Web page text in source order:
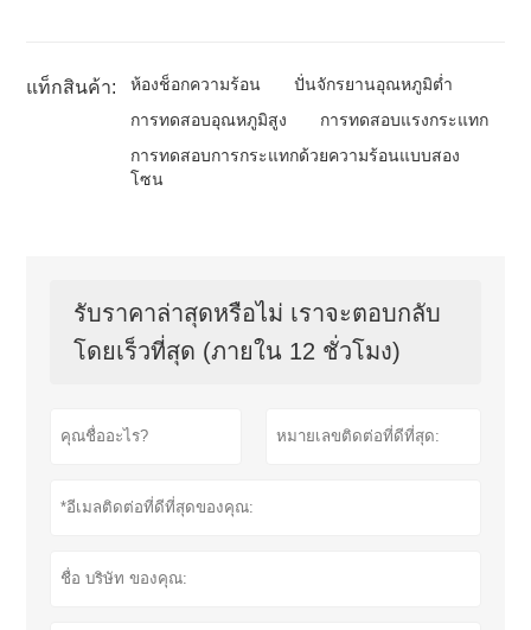
แท็กสินค้า: ห้องช็อกความร้อน
ปั่นจักรยานอุณหภูมิต่ำ
การทดสอบอุณหภูมิสูง
การทดสอบแรงกระแทก
การทดสอบการกระแทกด้วยความร้อนแบบสอง
โซน
รับราคาล่าสุดหรือไม่ เราจะตอบกลับ
โดยเร็วที่สุด (ภายใน 12 ชั่วโมง)